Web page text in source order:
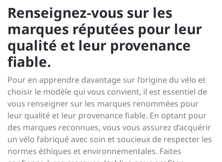
Renseignez-vous sur les
marques réputées pour leur
qualité et leur provenance
fiable.
Pour en apprendre davantage sur l’origine du vélo et
choisir le modèle qui vous convient, il est essentiel de
vous renseigner sur les marques renommées pour
leur qualité et leur provenance fiable. En optant pour
des marques reconnues, vous vous assurez d’acquérir
un vélo fabriqué avec soin et soucieux de respecter les
normes éthiques et environnementales. Faites